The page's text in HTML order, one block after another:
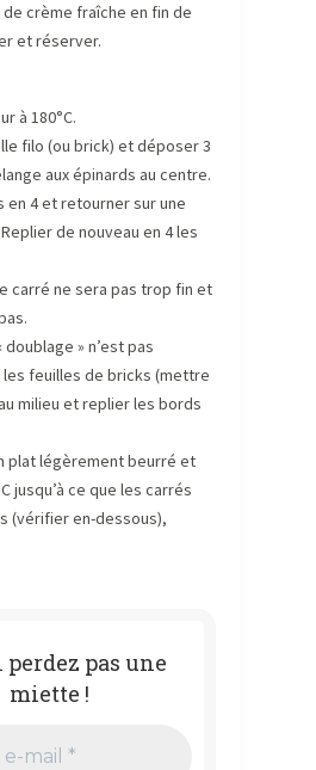
crème fraîche en fin de
et réserver.
à 180°C.
filo (ou brick) et déposer 3
aux épinards au centre.
en 4 et retourner sur une
de nouveau en 4 les
carré ne sera pas trop fin et
» n’est pas
feuilles de bricks (mettre
milieu et replier les bords
plat légèrement beurré et
jusqu’à ce que les carrés
(vérifier en-dessous),
perdez pas une
miette !